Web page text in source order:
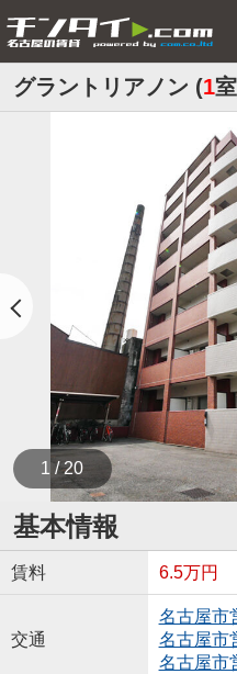
グラントリアノン (1
1 / 20
基本情報
賃料 6.5万円
交通
名古屋市
名古屋市
名古屋市